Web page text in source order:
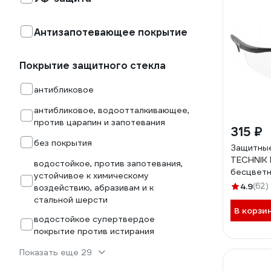
Антизапотевающее покрытие
Покрытие защитного стекла
антибликовое
антибликовое, водоотталкивающее,
против царапин и запотевания
без покрытия
водостойкое, против запотевания,
устойчивое к химическому
воздействию, абразивам и к
стальной шерсти
водостойкое супертвердое
покрытие против истирания
Показать еще 29
315 ₽
TECHNIK
4.9(62)
В